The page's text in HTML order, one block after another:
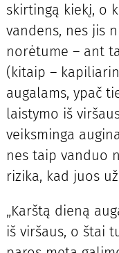
skirtingą kiekį, o
vandens, nes jis
norėtume – ant
(kitaip –
augalams, ypač
laistymo iš
veiksminga
nes taip vanduo
rizika, kad juos
„Karštą dieną
iš viršaus, o štai